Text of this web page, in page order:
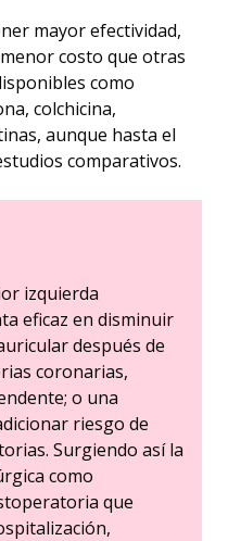
mayor efectividad,
costo que otras
como
colchicina,
aunque hasta el
comparativos.
izquierda
eficaz en disminuir
después de
coronarias,
o una
riesgo de
Surgiendo así la
como
que